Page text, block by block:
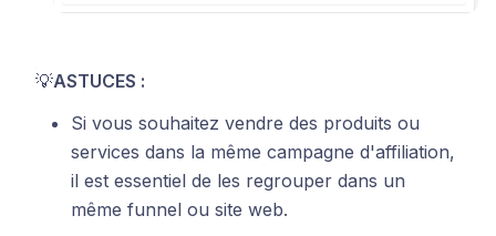
💡ASTUCES :
Si vous souhaitez vendre des produits ou
services dans la même campagne d'affiliation,
il est essentiel de les regrouper dans un
même funnel ou site web.